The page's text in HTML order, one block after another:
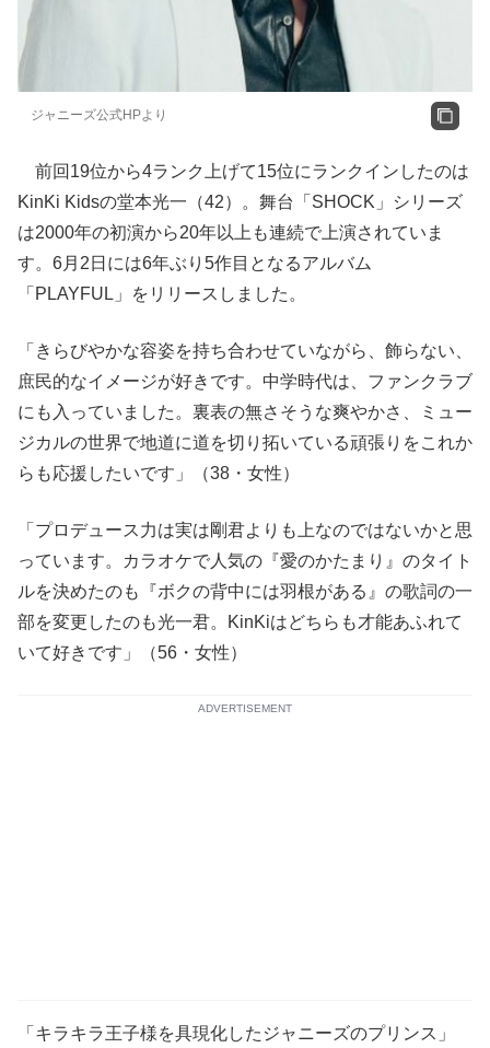
ジャニーズ公式HPより
前回19位から4ランク上げて15位にランクインしたのは
KinKi Kidsの堂本光一（42）。舞台「SHOCK」シリーズ
は2000年の初演から20年以上も連続で上演されていま
す。6月2日には6年ぶり5作目となるアルバム
「PLAYFUL」をリリースしました。
「きらびやかな容姿を持ち合わせていながら、飾らない、
庶民的なイメージが好きです。中学時代は、ファンクラブ
にも入っていました。裏表の無さそうな爽やかさ、ミュー
ジカルの世界で地道に道を切り拓いている頑張りをこれか
らも応援したいです」（38・女性）
「プロデュース力は実は剛君よりも上なのではないかと思
っています。カラオケで人気の『愛のかたまり』のタイト
ルを決めたのも『ボクの背中には羽根がある』の歌詞の一
部を変更したのも光一君。KinKiはどちらも才能あふれて
いて好きです」（56・女性）
ADVERTISEMENT
「キラキラ王子様を具現化したジャニーズのプリンス」